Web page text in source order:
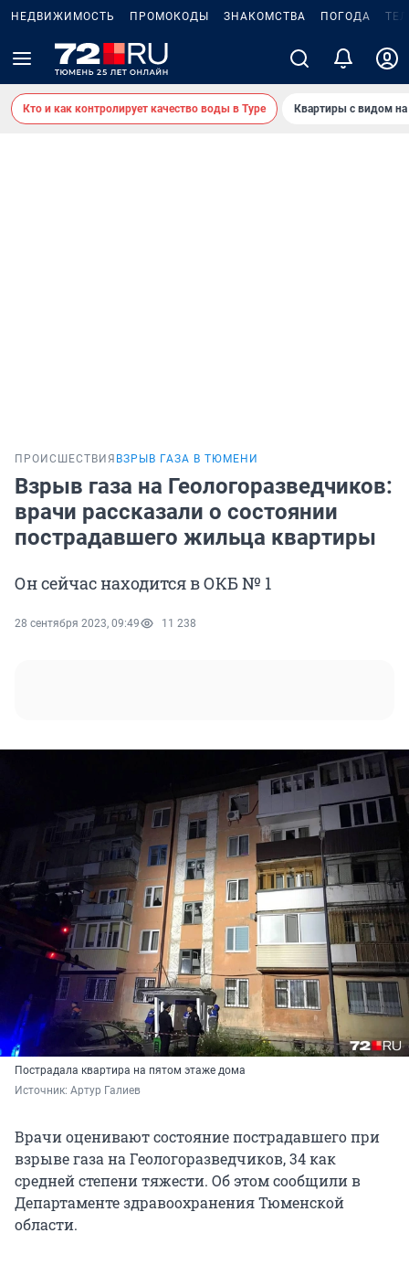
НЕДВИЖИМОСТЬ ПРОМОКОДЫ ЗНАКОМСТВА ПОГОДА
Кто и как контролирует качество воды в Туре Квартиры с видом на
ПРОИСШЕСТВИЯ ВЗРЫВ ГАЗА В ТЮМЕНИ
Взрыв газа на Геологоразведчиков:
врачи рассказали о состоянии
пострадавшего жильца квартиры
Он сейчас находится в ОКБ № 1
28 сентября 2023, 09:49 11 238
Пострадала квартира на пятом этаже дома
Источник: Артур Галиев
Врачи оценивают состояние пострадавшего при
взрыве газа на Геологоразведчиков, 34 как
средней степени тяжести. Об этом сообщили в
Департаменте здравоохранения Тюменской
области.